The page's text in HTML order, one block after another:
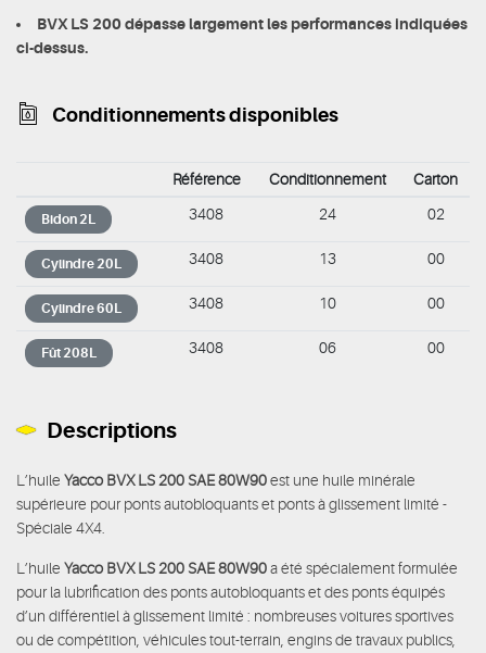
BVX LS 200 dépasse largement les performances indiquées
ci-dessus.
Conditionnements disponibles
Référence Conditionnement Carton
Bidon 2L 3408 24 02
Cylindre 20L 3408 13 00
Cylindre 60L 3408 10 00
Fût 208L 3408 06 00
Descriptions
L’huile Yacco BVX LS 200 SAE 80W90est une huile minérale
supérieure pour ponts autobloquants et ponts à glissement limité -
Spéciale 4X4.
L’huile Yacco BVX LS 200 SAE 80W90a été spécialement formulée
pour la lubrification des ponts autobloquants et des ponts équipés
d’un différentiel à glissement limité : nombreuses voitures sportives
ou de compétition, véhicules tout-terrain, engins de travaux publics,